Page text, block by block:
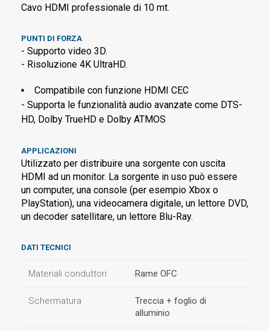
Cavo HDMI professionale di 10 mt.
PUNTI DI FORZA
- Supporto video 3D.
- Risoluzione 4K UltraHD.
Compatibile con funzione HDMI CEC
- Supporta le funzionalità audio avanzate come DTS-
HD, Dolby TrueHD e Dolby ATMOS
APPLICAZIONI
Utilizzato per distribuire una sorgente con uscita
HDMI ad un monitor. La sorgente in uso può essere
un computer, una console (per esempio Xbox o
PlayStation), una videocamera digitale, un lettore DVD,
un decoder satellitare, un lettore Blu-Ray.
DATI TECNICI
Materiali conduttori Rame OFC
Schermatura
Treccia + foglio di
alluminio